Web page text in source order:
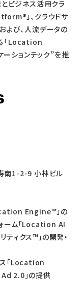
ビジネス活用クラ
」、クラウドサ
よび、人流データの
「Location
ションテック”を推
南1-2-9 小林ビル
Engine™」の
ーム「Location AI
ィクス™」の開発・
ス「Location
2.0」の提供